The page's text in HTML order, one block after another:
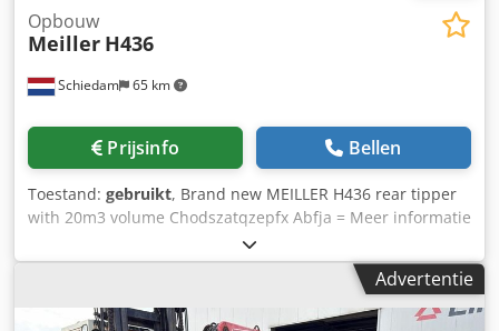
Schiedam 65 km
Opbouw
Meiller H436
Prijsinfo Bellen
Toestand: gebruikt, Brand new MEILLER H436 rear tipper
with 20m3 volume Chodszatqzepfx Abfja = Meer informatie
= Nieuw: Ja Afmetingen laadruimte: 580 x 230 x 150 cm
Inhoud laadruimte: 20.000 l
Advertentie